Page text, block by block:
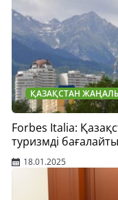
ҚАЗАҚСТАН
Forbes Italia:
туризмді
18.01.2025